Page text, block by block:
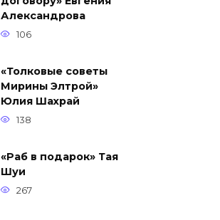
Александрова
106
«Толковые советы
Мирины Элтрой»
Юлия Шахрай
138
«Раб в подарок» Тая
Шуи
267